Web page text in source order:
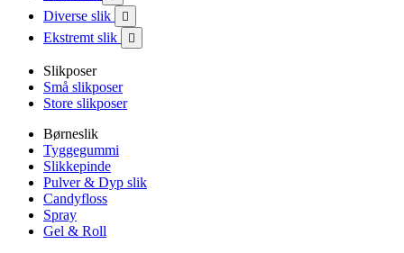
Diverse slik 
Ekstremt slik 
Slikposer
Små slikposer
Store slikposer
Børneslik
Tyggegummi
Slikkepinde
Pulver & Dyp slik
Candyfloss
Spray
Gel & Roll